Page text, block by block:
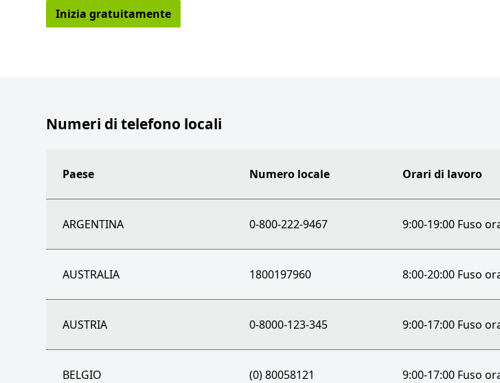
Inizia gratuitamente
Numeri di telefono locali
Paese Numero locale Orari di lavoro
ARGENTINA 0-800-222-9467 9:00-19:00 Fuso
AUSTRALIA 1800197960 8:00-20:00 Fuso
AUSTRIA 0-8000-123-345 9:00-17:00 Fuso
BELGIO (0) 80058121 9:00-17:00 Fuso